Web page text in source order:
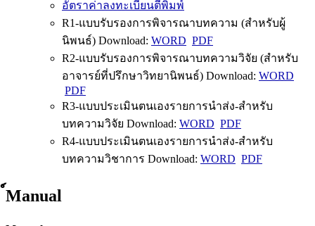
อัตราค่าลงทะเบียนตีพิมพ์
R1-แบบรับรองการพิจารณาบทความ (สำหรับผู้
นิพนธ์) Download: WORD PDF
R2-แบบรับรองการพิจารณาบทความวิจัย (สำหรับ
อาจารย์ที่ปรึกษาวิทยานิพนธ์) Download: WORD
PDF
R3-แบบประเมินตนเองรายการนำส่ง-สำหรับ
บทความวิจัย Download: WORD PDF
R4-แบบประเมินตนเองรายการนำส่ง-สำหรับ
บทความวิชาการ Download: WORD PDF
์Manual